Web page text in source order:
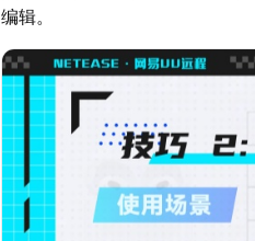
编辑。